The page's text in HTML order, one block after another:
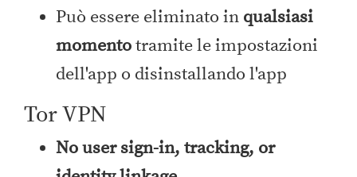
Può essere eliminato in qualsiasi
momentotramite le impostazioni
dell'app o disinstallando l'app
Tor VPN
No user sign-in, tracking, or